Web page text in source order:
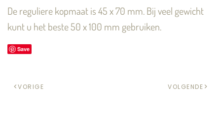
De reguliere kopmaat is 45 x 70 mm. Bij veel gewicht
kunt u het beste 50 x 100 mm gebruiken.
Save
VORIGE VOLGENDE